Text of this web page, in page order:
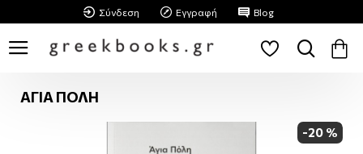
Σύνδεση Εγγραφή Blog
ΑΓΙΑ ΠΟΛΗ
-20 %